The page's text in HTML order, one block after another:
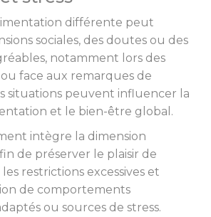
différente peut
sociales, des doutes ou des
notamment lors des
face aux remarques de
situations peuvent influencer la
et le bien-être global.
intègre la dimension
de préserver le plaisir de
restrictions excessives et
de comportements
ou sources de stress.